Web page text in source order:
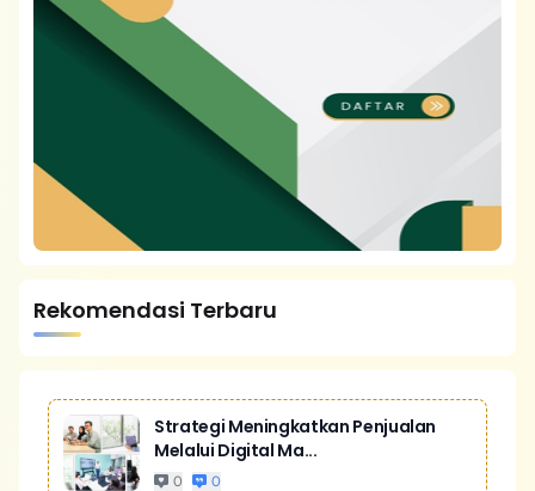
Rekomendasi Terbaru
Strategi Meningkatkan Penjualan
Melalui Digital Ma...
0 0